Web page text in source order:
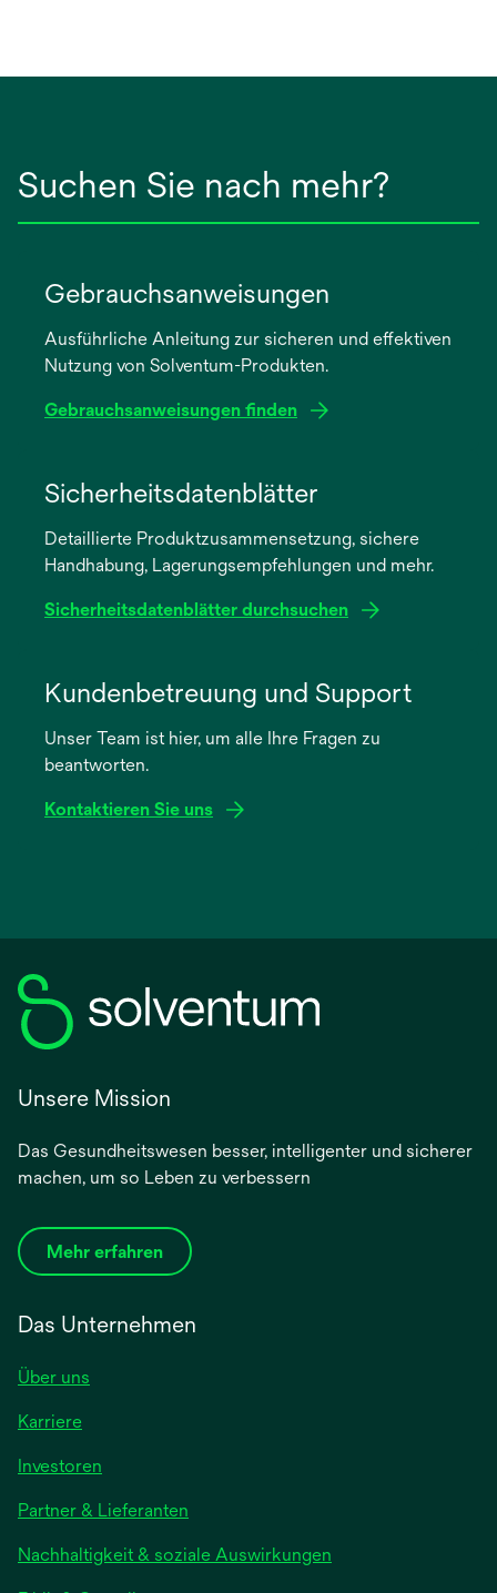
Suchen Sie nach mehr?
Gebrauchsanweisungen
Ausführliche Anleitung zur sicheren und effektiven
Nutzung von Solventum-Produkten.
Gebrauchsanweisungen finden
neuen
Registerkarte
Sicherheitsdatenblätter
Detaillierte Produktzusammensetzung, sichere
Handhabung, Lagerungsempfehlungen und mehr.
Sicherheitsdatenblätter durchsuchen
neuen
Registerkarte
Kundenbetreuung und Support
Unser Team ist hier, um alle Ihre Fragen zu
beantworten.
Kontaktieren Sie uns
Unsere Mission
Das Gesundheitswesen besser, intelligenter und sicherer
machen, um so Leben zu verbessern
Mehr erfahren
Das Unternehmen
Über uns
Karriere
Investoren
Partner & Lieferanten
Nachhaltigkeit & soziale Auswirkungen